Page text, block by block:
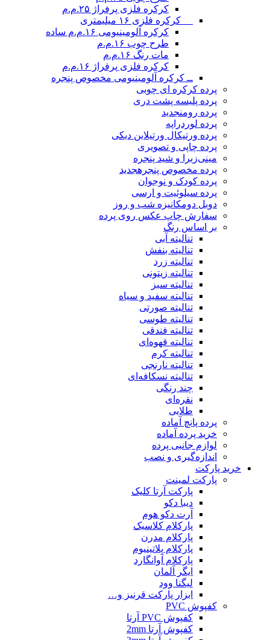
کرکره فلزی پرفراژ ۲۵.م.م
__ کرکره فلزی ۱۶ میلیمتری
کرکره آلومینیومی ۱۶.م.م ساده
طرح چوب ۱۶.م.م
مات رنگ ۱۶.م.م
کرکره فلزی پرفراژ ۱۶.م.م
ــ کرکره آلومینیومی مخصوص پنجره
پرده کرکره ای چوبی
پرده پلیسه پشت دری
پرده رومنجدید
پرده لوردراپه
پرده ورتیکال ورتیلاین دیکی
پرده چاپی و تصویری
مینی‌زبرا و شید پنجره
پرده مخصوص پنجرهجدید
پرده کودک و نوجوان
پرده سیلوئیت و ارسی
دوبل دومکانیزه شب و روز
سفارش چاپ عکس روی پرده
بر اساس رنگ
تنالیته آبی
تنالیته بنفش
تنالیته زرد
تنالیته زیتونی
تنالیته سبز
تنالیته سفید و سیاه
تنالیته صورتی
تنالیته طوسی
تنالیته فندقی
تنالیته قهوه‌ای
تنالیته کرم
تنالیته نارنجی
تنالیته نسکافه‌ای
چند رنگی
نقره‌ای
طلایی
پرده پانچ آماده
خرید پرده آماده
لوازم جانبی پرده
اندازه‌گیری و نصب
خرید پارکت
پارکت لمینت
پارکت آرتا کلیک
دیبا دکو
آرت دکو هوم
پارکلام کلاسیک
پارکلام مدرن
پارکلام پلاتینیوم
پارکلام آوانگارد
ایگر آلمان
لیگنا وود
ابزار پارکت قرنیز و…
کفپوش PVC
کفپوش PVC آرتا
کفپوش آرتا 2mm